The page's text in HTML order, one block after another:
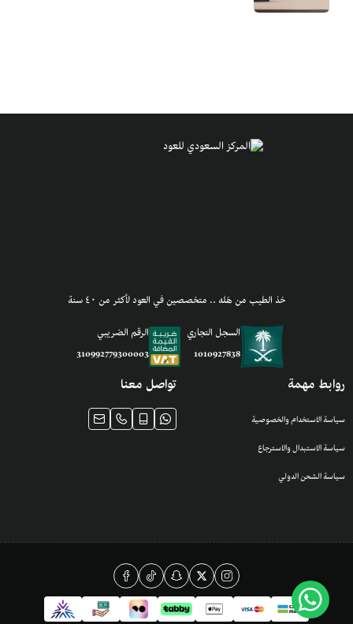
خذ الطيب من هَله .. متخصصين في العود لأكثر من ٤٠ سنة
السجل التجاري
1010927838
الرقم الضريبي
310992779300003
روابط مهمة
سياسة الاستخدام والخصوصية
سياسة الاستبدال والاسترجاع
سياسة الشحن الدولي
تواصل معنا